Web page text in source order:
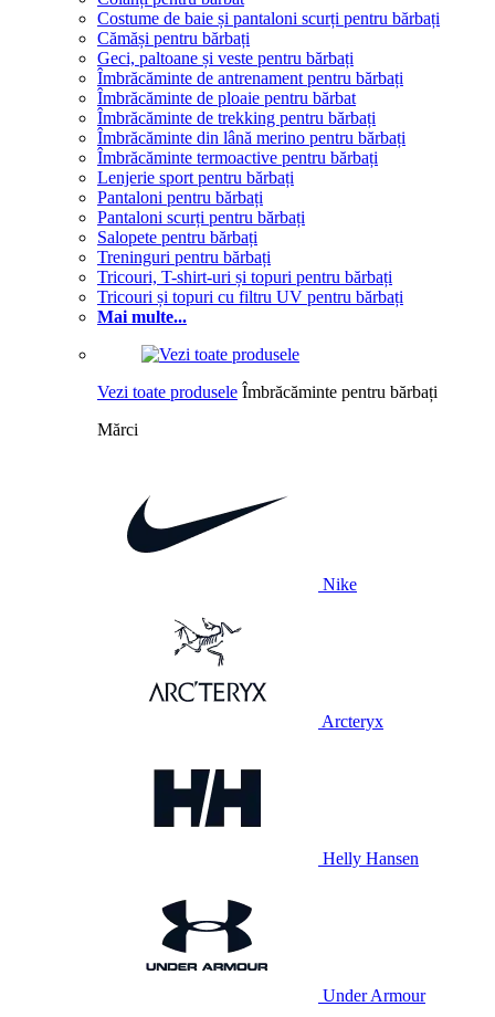
Costume de baie și pantaloni scurți pentru bărbați
Cămăși pentru bărbați
Geci, paltoane și veste pentru bărbați
Îmbrăcăminte de antrenament pentru bărbați
Îmbrăcăminte de ploaie pentru bărbat
Îmbrăcăminte de trekking pentru bărbați
Îmbrăcăminte din lână merino pentru bărbați
Îmbrăcăminte termoactive pentru bărbați
Lenjerie sport pentru bărbați
Pantaloni pentru bărbați
Pantaloni scurți pentru bărbați
Salopete pentru bărbați
Treninguri pentru bărbați
Tricouri, T-shirt-uri și topuri pentru bărbați
Tricouri și topuri cu filtru UV pentru bărbați
Mai multe...
Vezi toate produsele Îmbrăcăminte pentru bărbați
Mărci
Nike
Arcteryx
Helly Hansen
Under Armour